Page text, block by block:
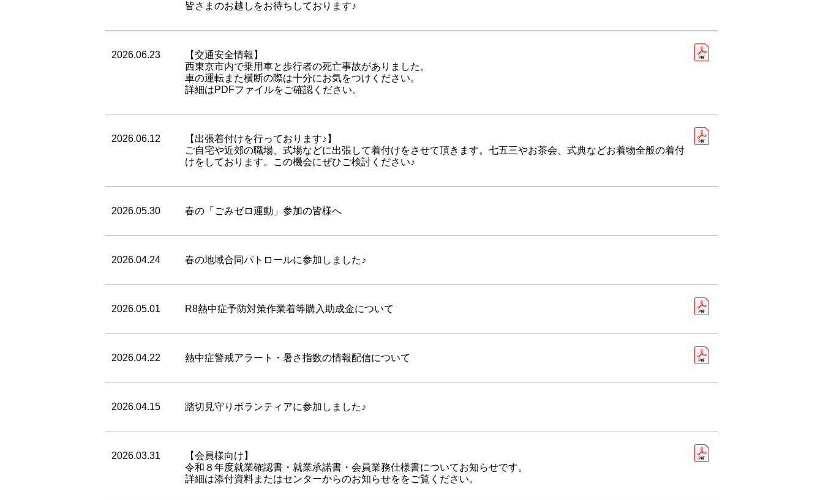
皆さまのお越しをお待ちしております♪
2026.06.23
【交通安全情報】
西東京市内で乗用車と歩行者の死亡事故がありました。
車の運転また横断の際は十分にお気をつけください。
詳細はPDFファイルをご確認ください。
2026.06.12
【出張着付けを行っております♪】
ご自宅や近郊の職場、式場などに出張して着付けをさせて頂きます。七五三やお茶会、式典などお着物全般の着付
けをしております。この機会にぜひご検討ください♪
2026.05.30 春の「ごみゼロ運動」参加の皆様へ
2026.04.24 春の地域合同パトロールに参加しました♪
2026.05.01 R8熱中症予防対策作業着等購入助成金について
2026.04.22 熱中症警戒アラート・暑さ指数の情報配信について
2026.04.15 踏切見守りボランティアに参加しました♪
2026.03.31
【会員様向け】
令和８年度就業確認書・就業承諾書・会員業務仕様書についてお知らせです。
詳細は添付資料またはセンターからのお知らせををご覧ください。